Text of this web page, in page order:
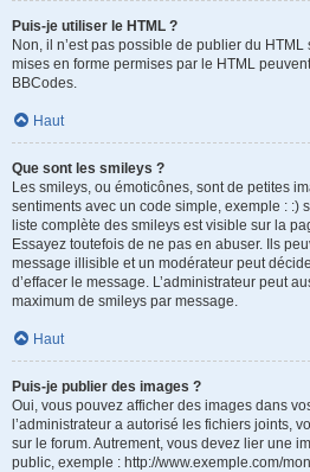
Puis-je utiliser le HTML ?
Non, il n’est pas possible de publier du
mises en forme permises par le HTML
BBCodes.
Haut
Que sont les smileys ?
Les smileys, ou émoticônes, sont de petites
sentiments avec un code simple, exemple : :)
liste complète des smileys est visible sur la
Essayez toutefois de ne pas en abuser. Ils
message illisible et un modérateur peut
d’effacer le message. L’administrateur peut
maximum de smileys par message.
Haut
Puis-je publier des images ?
Oui, vous pouvez afficher des images dans
l’administrateur a autorisé les fichiers joints,
sur le forum. Autrement, vous devez lier une
public, exemple : http://www.exemple.com/